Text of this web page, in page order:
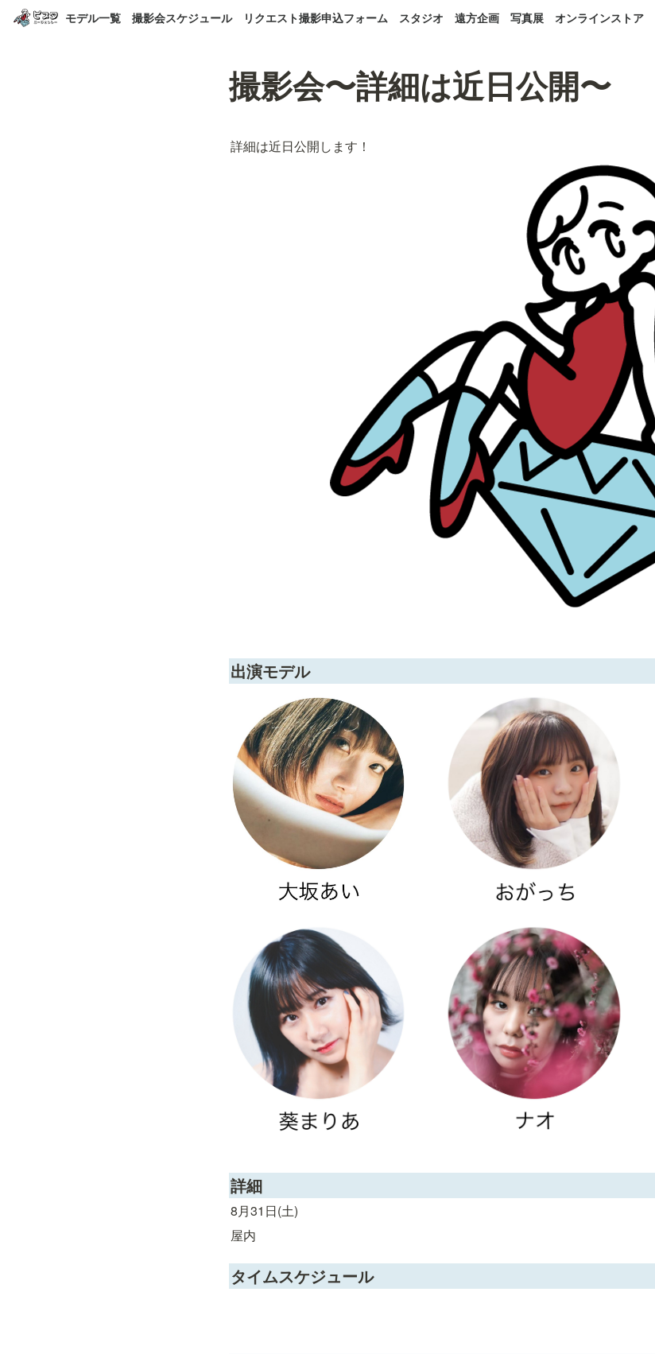
モデル一覧 撮影会スケジュール リクエスト撮影申込フォーム スタジオ 遠方企画 写真展 オンラインストア
撮影会〜詳細は近日公開〜
詳細は近日公開します！
出演モデル
詳細
8月31日(土)
屋内
タイムスケジュール